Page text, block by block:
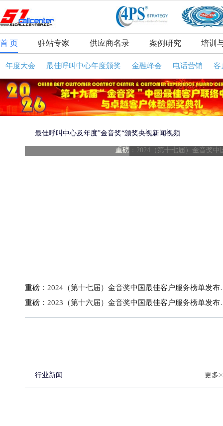
首 页 驻站专家 供应商名录 案例研究 培训
年度大会 最佳呼叫中心年度颁奖 金融峰会 电话营销 客
最佳呼叫中心及年度”金音奖“颁奖央视新闻视频
重磅：2024（第十七届）金音奖
重磅：
重磅：
更多
行业新闻